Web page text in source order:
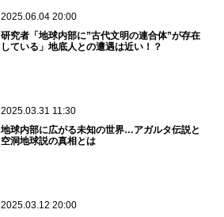
2025.06.04 20:00
研究者「地球内部に”古代文明の連合体”が存在
している」地底人との遭遇は近い！？
2025.03.31 11:30
地球内部に広がる未知の世界…アガルタ伝説と
空洞地球説の真相とは
2025.03.12 20:00